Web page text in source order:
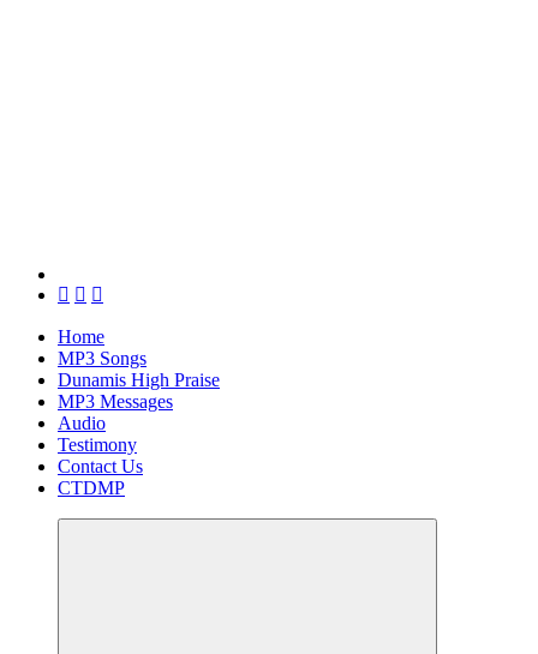
Home
MP3 Songs
Dunamis High Praise
MP3 Messages
Audio
Testimony
Contact Us
CTDMP